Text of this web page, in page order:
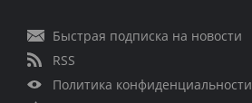
Быстрая подписка на новости
RSS
Политика конфиденциальности